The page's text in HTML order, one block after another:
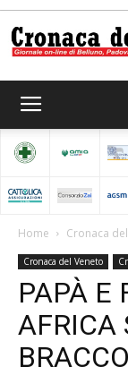
Home Cronaca
Cronaca del Veneto
PAPÀ E
AFRICA